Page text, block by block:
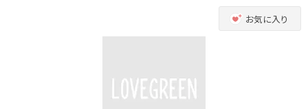
お気に入り